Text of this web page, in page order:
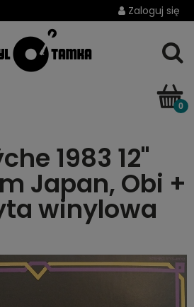
Zaloguj się
1983 12"
Japan, Obi +
winylowa